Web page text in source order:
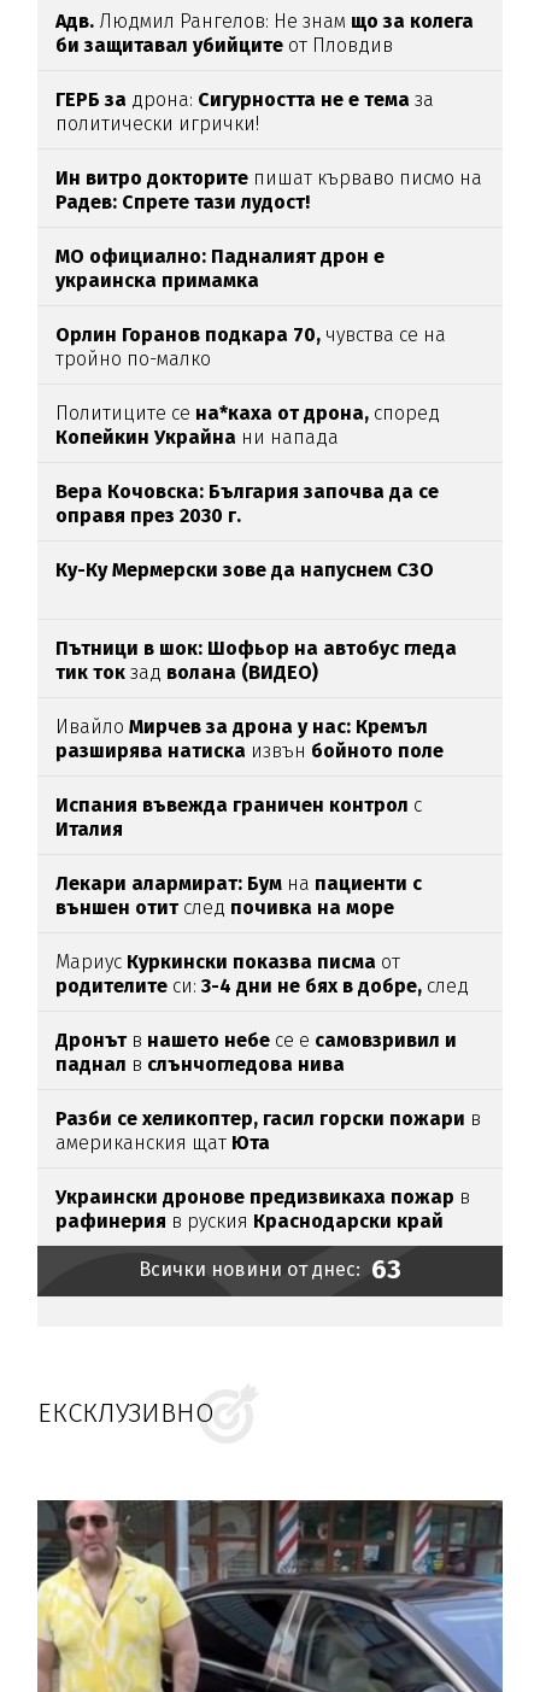
Адв. Людмил Рангелов: Не знам що за колега
би защитавал убийците от Пловдив
ГЕРБ за дрона: Сигурността не е темаза
политически игрички!
Ин витро докторите пишат кърваво писмо на
Радев: Спрете тази лудост!
МО официално: Падналият дрон е
украинска примамка
Орлин Горанов подкара 70, чувства се на
тройно по-малко
Политиците се на*каха от дрона, според
Копейкин Украйна ни напада
Вера Кочовска: България започва да се
оправя през 2030 г.
Ку-Ку Мермерски зове да напуснем СЗО
Пътници в шок: Шофьор на автобус гледа
тик ток зад волана (ВИДЕО)
ИвайлоМирчев за дрона у нас: Кремъл
разширява натиска извън бойното поле
Испания въвежда граничен контрол с
Италия
Лекари алармират: Бум на пациенти с
външен отитслед почивка на море
Мариус Куркински показва писма от
родителите си:3-4 дни не бях в добре, след
Дронътв нашето небе се е самовзривил и
паднал в слънчогледова нива
Разби се хеликоптер, гасил горски пожари в
американския щат Юта
Украински дронове предизвикаха пожар в
рафинерия в руския Краснодарски край
Всички новини от днес: 63
ЕКСКЛУЗИВНО